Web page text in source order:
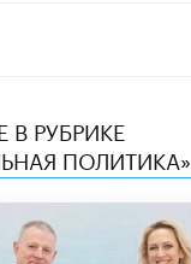
В РУБРИКЕ
ПОЛИТИКА»